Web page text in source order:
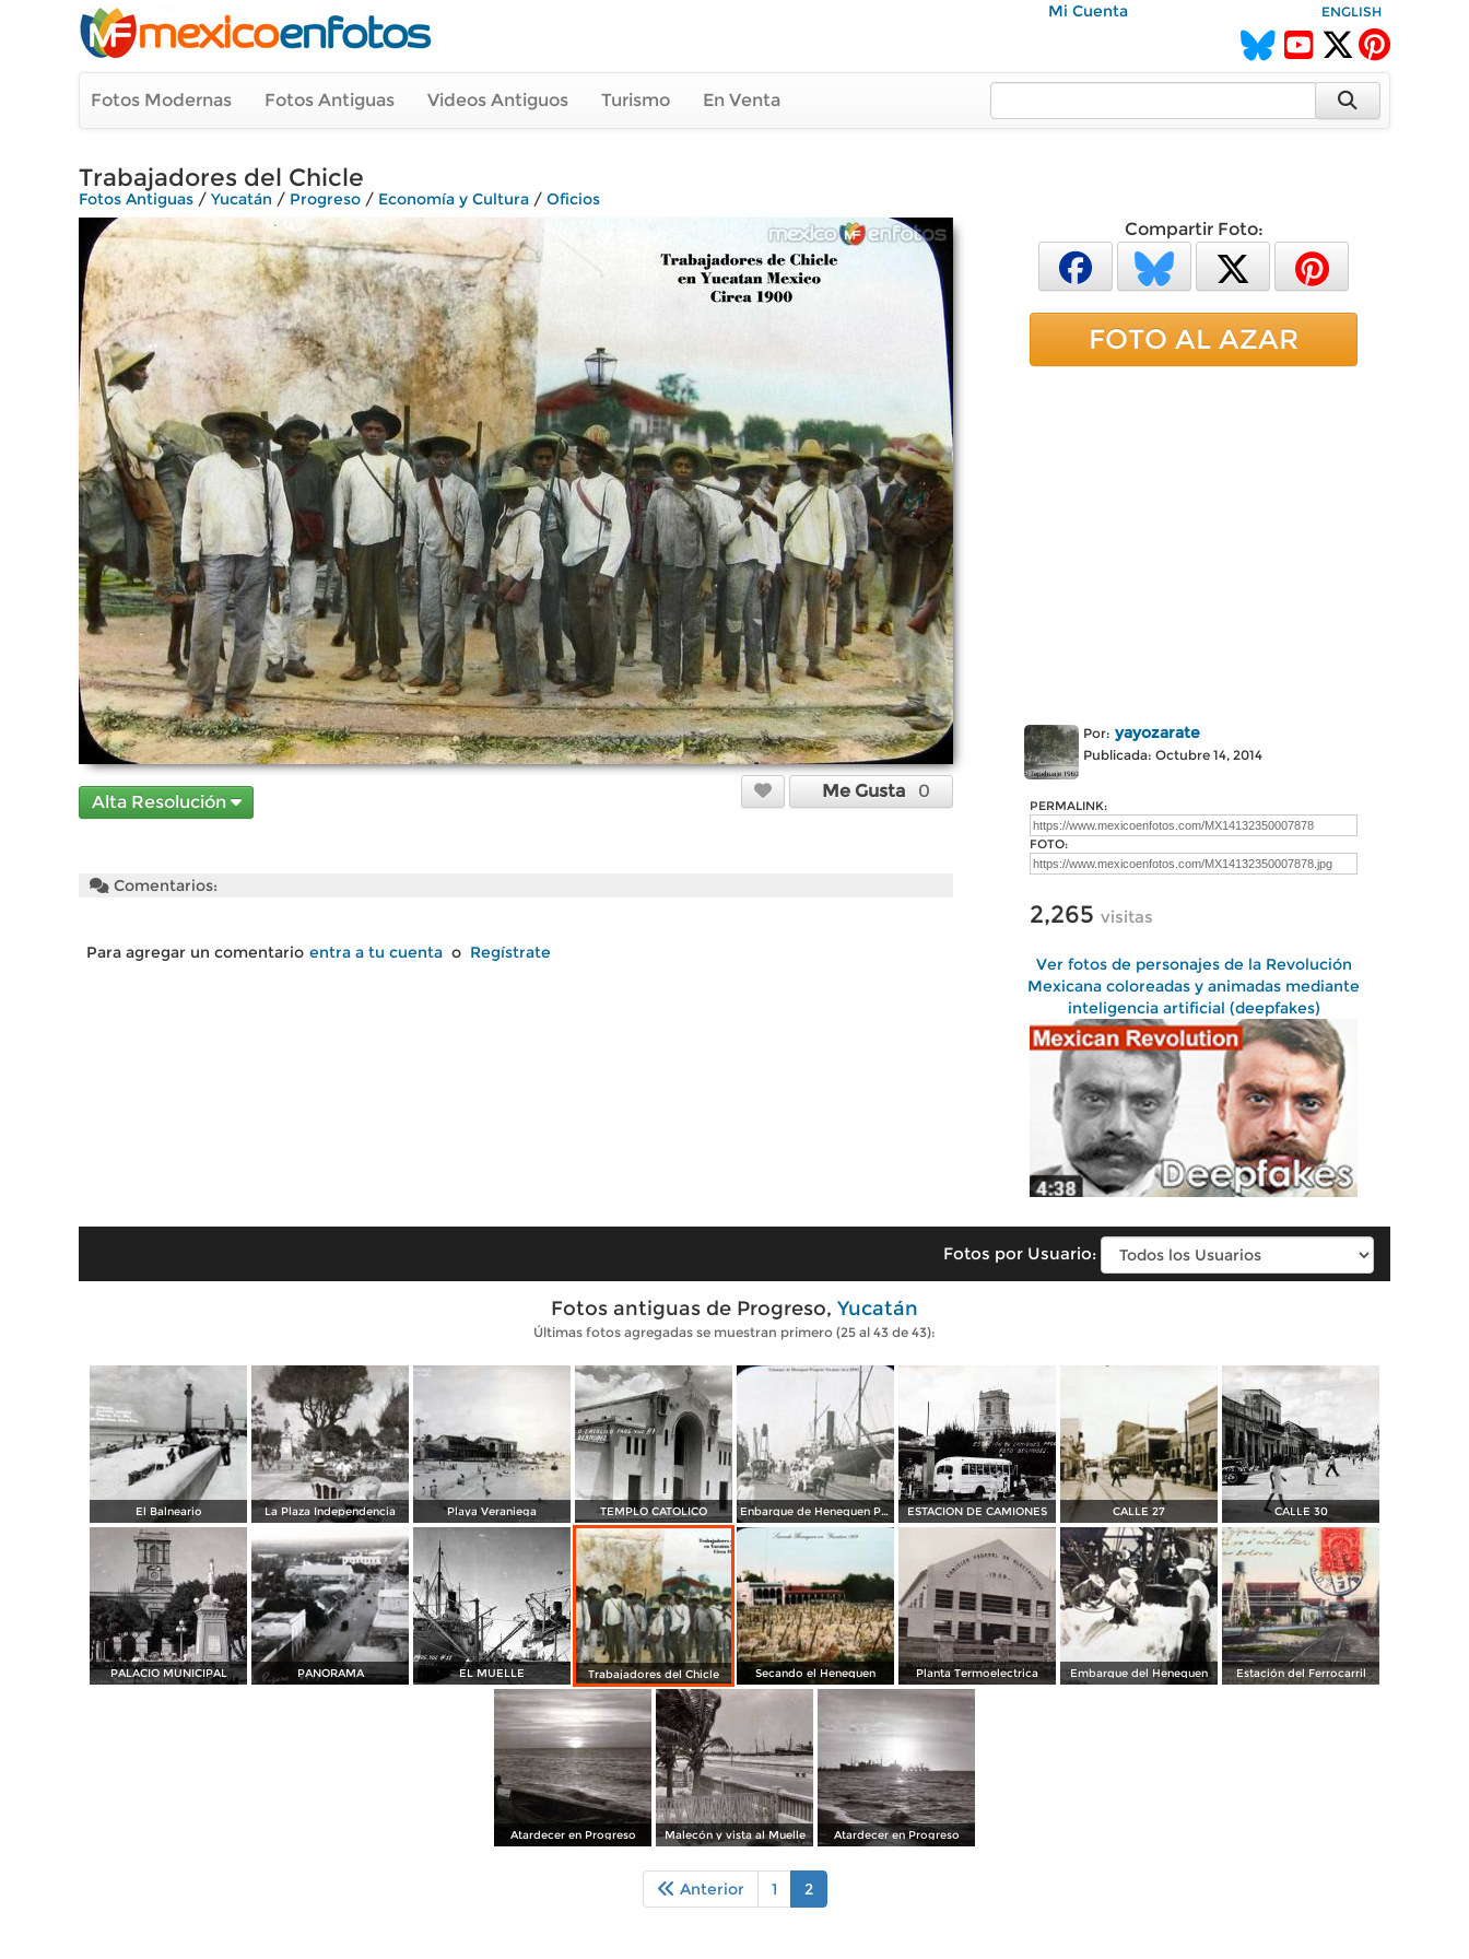
Mi Cuenta ENGLISH
Fotos Modernas Fotos Antiguas Videos Antiguos Turismo En Venta
Trabajadores del Chicle
Fotos Antiguas / Yucatán / Progreso / Economía y Cultura / Oficios
Alta Resolución
Me Gusta 0
Comentarios:
Para agregar un comentario entra a tu cuenta o Regístrate
Compartir Foto:
FOTO AL AZAR
Por: yayozarate
Publicada: Octubre 14, 2014
PERMALINK:
FOTO:
2,265 visitas
Ver fotos de personajes de la Revolución
Mexicana coloreadas y animadas mediante
inteligencia artificial (deepfakes)
Fotos por Usuario:
Fotos antiguas de Progreso, Yucatán
Últimas fotos agregadas se muestran primero (25 al 43 de 43):
El Balneario La Plaza Independencia Playa Veraniega TEMPLO CATOLICO Enbarque de Henequen Progreso Yucatan ESTACION DE CAMIONES CALLE 27 CALLE 30
PALACIO MUNICIPAL PANORAMA EL MUELLE Trabajadores del Chicle Secando el Henequen Planta Termoelectrica Embarque del Henequen Estación del Ferrocarril
Atardecer en Progreso Malecón y vista al Muelle Atardecer en Progreso
Anterior 1 2